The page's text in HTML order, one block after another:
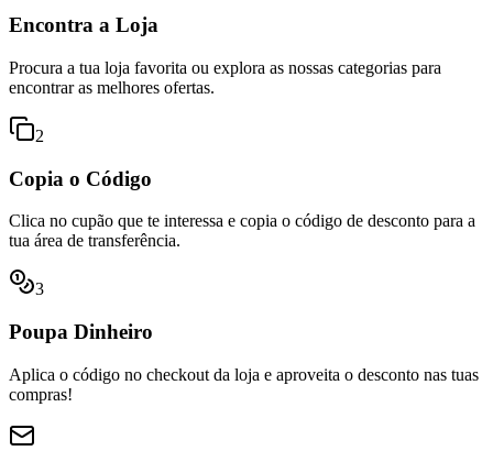
Encontra a Loja
Procura a tua loja favorita ou explora as nossas categorias para
encontrar as melhores ofertas.
2
Copia o Código
Clica no cupão que te interessa e copia o código de desconto para a
tua área de transferência.
3
Poupa Dinheiro
Aplica o código no checkout da loja e aproveita o desconto nas tuas
compras!